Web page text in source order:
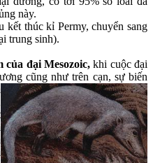
này.
kết thúc kỉ Permy, chuyển sang
trung sinh).
đại Mesozoic, khi cuộc đại
cũng như trên cạn, sự biến